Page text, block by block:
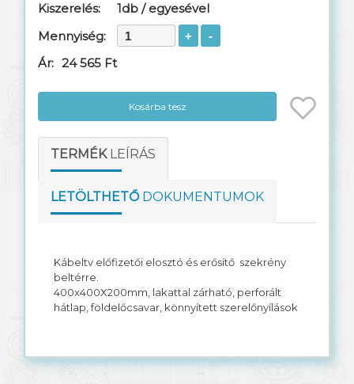
Kiszerelés:
1db / egyesével
Mennyiség:
Ár: 24 565 Ft
Kosárba tesz
TERMÉKLEÍRÁS
LETÖLTHETŐDOKUMENTUMOK
Kábeltv előfizetői elosztó és erősítő szekrény
beltérre.
400x400X200mm, lakattal zárható, perforált
hátlap, földelőcsavar, könnyített szerelőnyílások